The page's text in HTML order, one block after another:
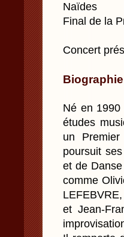
Naïdes
Final de la
Concert
Né en 1990
études
un
poursuit
et de
comme
et Jean-